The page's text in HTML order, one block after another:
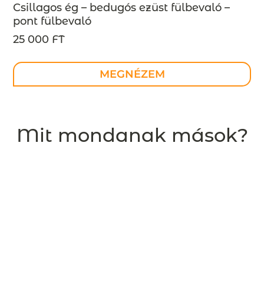
Csillagos ég – bedugós ezüst fülbevaló –
pont fülbevaló
25 000 FT
MEGNÉZEM
Mit mondanak mások?